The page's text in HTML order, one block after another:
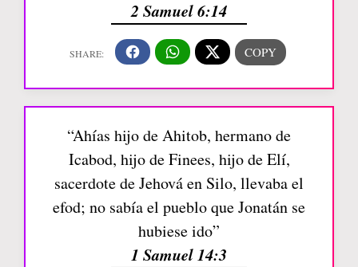
2 Samuel 6:14
“Ahías hijo de Ahitob, hermano de
Icabod, hijo de Finees, hijo de Elí,
sacerdote de Jehová en Silo, llevaba el
efod; no sabía el pueblo que Jonatán se
hubiese ido”
1 Samuel 14:3